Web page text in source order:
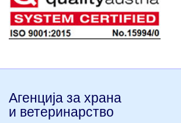
Агенција за храна
и ветеринарство